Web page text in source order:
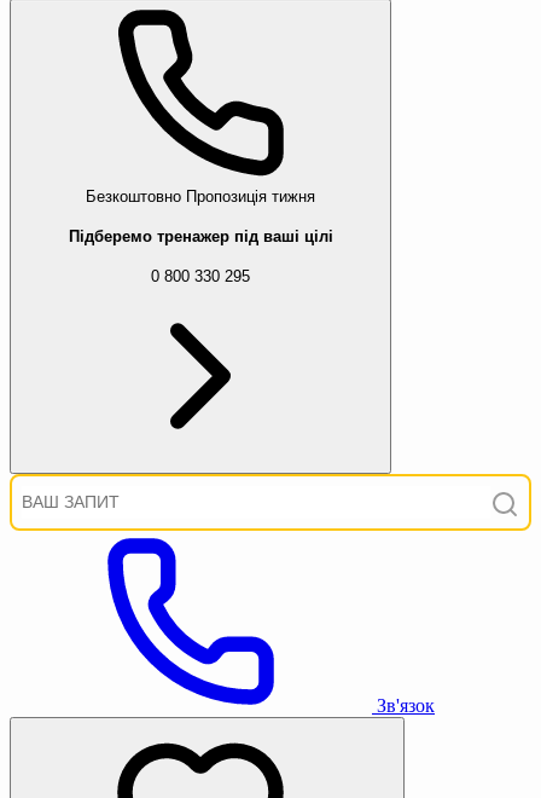
Безкоштовно Пропозиція тижня
Підберемо тренажер під ваші цілі
0 800 330 295
Зв'язок